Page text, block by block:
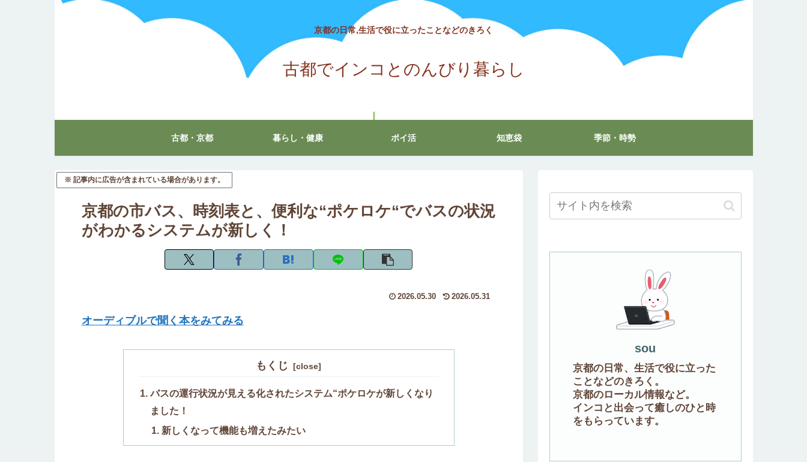
京都の日常,生活で役に立ったことなどのきろく
古都でインコとのんびり暮らし
古都・京都 暮らし・健康 ポイ活 知恵袋 季節・時勢
※ 記事内に広告が含まれている場合があります。
京都の市バス、時刻表と、便利な“ポケロケ“でバスの状況
がわかるシステムが新しく！
2026.05.30 2026.05.31
オーディブルで聞く本をみてみる
もくじ
バスの運行状況が見える化されたシステム“ポケロケが新しくなり
ました！
新しくなって機能も増えたみたい
sou
京都の日常、生活で役に立った
ことなどのきろく。
京都のローカル情報など。
インコと出会って癒しのひと時
をもらっています。